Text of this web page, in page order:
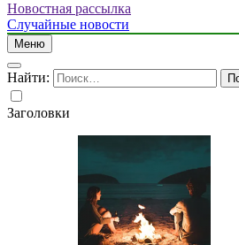
Новостная рассылка
Случайные новости
Меню
Найти:
Заголовки